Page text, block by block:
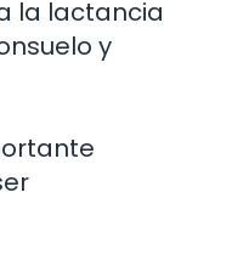
la lactancia
y